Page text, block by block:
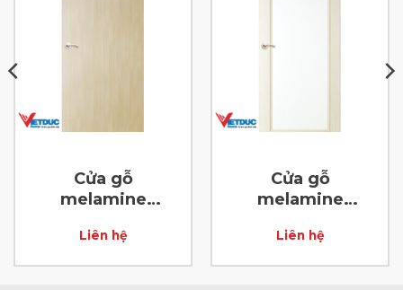
Cửa gỗ
melamine
Liên hệ
Cửa gỗ
melamine
Liên hệ